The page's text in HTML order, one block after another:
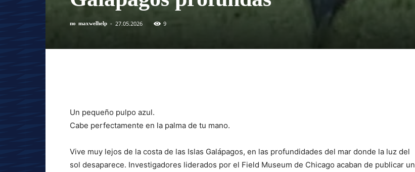
по maxwelhelp - 27.05.2026 9
Un pequeño pulpo azul.
Cabe perfectamente en la palma de tu mano.
Vive muy lejos de la costa de las Islas Galápagos, en las profundidades del mar donde la luz del
sol desaparece. Investigadores liderados por el Field Museum de Chicago acaban de publicar un